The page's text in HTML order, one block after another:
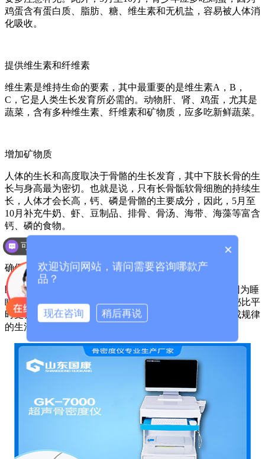
鸡蛋含有蛋白质、脂肪、糖、维生素和无机盐，容易被人体消
化吸收。
提供维生素和纤维素
维生素是维持生命的要素，其中最重要的是维生素A，B，
C，它是人类生长发育所必需的。动物肝、肾、鸡蛋，尤其是
蔬菜，含有多种维生素、纤维素和矿物质，应多吃新鲜蔬菜。
增加矿物质
人体的生长和高度取决于骨骼的生长发育，其中下肢长骨的生
长与身高最为密切。也就是说，只有长骨骺软骨细胞的持续生
长，人体才会长高，钙、磷是骨骼的主要成分，因此，5月至
10月补充牛奶、虾、豆制品、排骨、骨汤、海带、海藻等富含
钙、磷的食物。
确保充足的睡眠
睡眠也使人体长高“营养素”。俗话说：人们睡得很长。因为睡
眠不仅能消除疲劳，而且在人体睡眠后，生长激素的分泌比平
时更强烈，而且持续时间更长，有利于长高。因此，养成规律
的生活习惯，确保充足的睡眠。
×
欢迎访问网站，请问需要咨询哪款产
品？
现在咨询 稍后再说